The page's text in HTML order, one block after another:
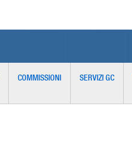
COMMISSIONI SERVIZI GC